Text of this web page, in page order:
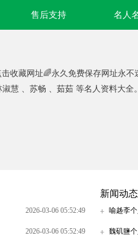
售后支持 名人
藏网址🌈永久免费保存网址永不
慧 、苏畅 、茹茹 等名人资料大全。
2026-03-06 05:52:49
2026-03-06 05:52:49
新闻动态
喻趀斈
魏矶鹽